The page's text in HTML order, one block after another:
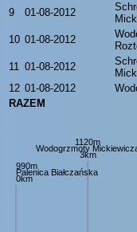
9
01-08-2012
10 01-08-2012
11 01-08-2012
12 01-08-2012
RAZEM
Palenica Białczańska
990m
0km
Wodogrzmoty
1120m
3km